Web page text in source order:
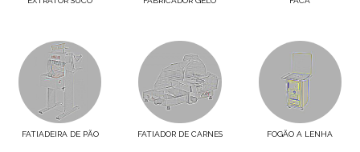
FATIADEIRA DE PÃO FATIADOR DE CARNES FOGÃO A LENHA